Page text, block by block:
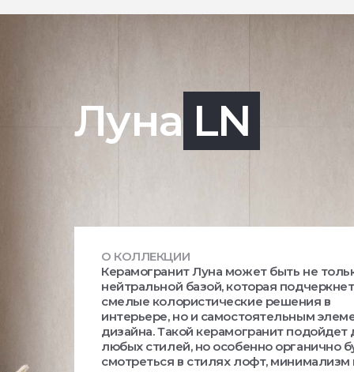
Луна LN
О КОЛЛЕКЦИИ
Керамогранит Луна может быть не
нейтральной базой, которая подчеркнет
смелые колористические решения в
интерьере, но и самостоятельным
дизайна. Такой керамогранит подойдет
любых стилей, но особенно органично
смотреться в стилях лофт, минимализм